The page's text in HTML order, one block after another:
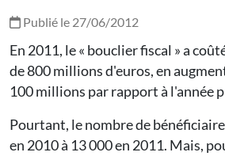
Publié le 27/06/2012
En 2011, le « bouclier fiscal » a
de 800 millions d'euros, en
100 millions par rapport à l'année
Pourtant, le nombre de
en 2010 à 13 000 en 2011. Mais,